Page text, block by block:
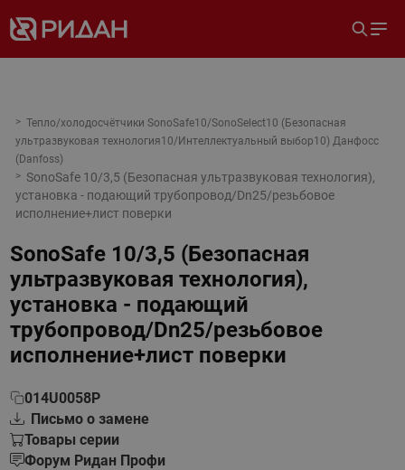
Тепло/холодосчётчики SonoSafe10/SonoSelect10 (Безопасная
ультразвуковая технология10/Интеллектуальный выбор10) Данфосс
(Danfoss)
SonoSafe 10/3,5 (Безопасная ультразвуковая технология),
установка - подающий трубопровод/Dn25/резьбовое
исполнение+лист поверки
SonoSafe 10/3,5 (Безопасная
ультразвуковая технология),
установка - подающий
трубопровод/Dn25/резьбовое
исполнение+лист поверки
014U0058P
Письмо о замене
Товары серии
Форум Ридан Профи